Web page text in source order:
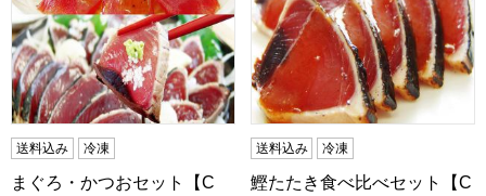
送料込み 冷凍
まぐろ・かつおセット【C
送料込み 冷凍
鰹たたき食べ比べセット【C